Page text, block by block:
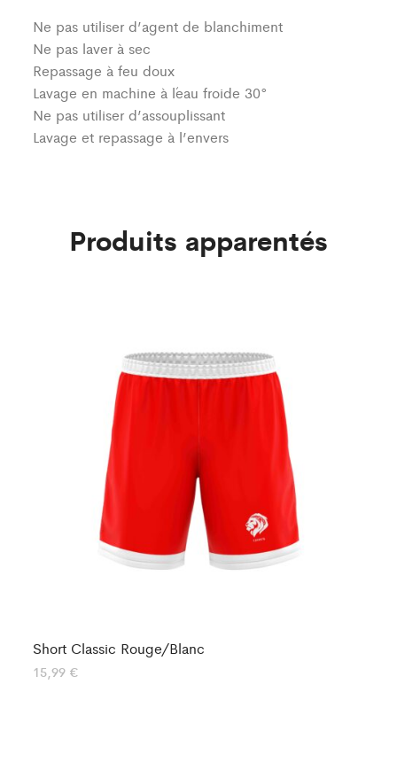
Ne pas utiliser d’agent de blanchiment
Ne pas laver à sec
Repassage à feu doux
Lavage en machine à l´eau froide 30°
Ne pas utiliser d’assouplissant
Lavage et repassage à l’envers
Produits apparentés
Short Classic Rouge/Blanc
15,99 €